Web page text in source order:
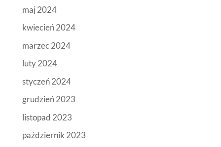
maj 2024
kwiecień 2024
marzec 2024
luty 2024
styczeń 2024
grudzień 2023
listopad 2023
październik 2023